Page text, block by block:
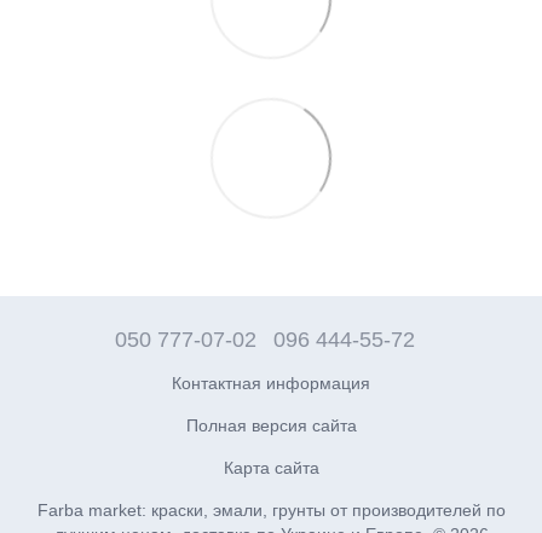
050 777-07-02 096 444-55-72
Контактная информация
Полная версия сайта
Карта сайта
Farba market: краски, эмали, грунты от производителей по